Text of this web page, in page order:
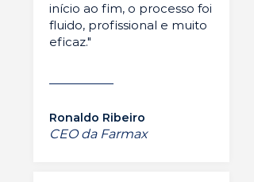
início ao fim, o processo foi
fluido, profissional e muito
eficaz."
Ronaldo Ribeiro
CEO da Farmax